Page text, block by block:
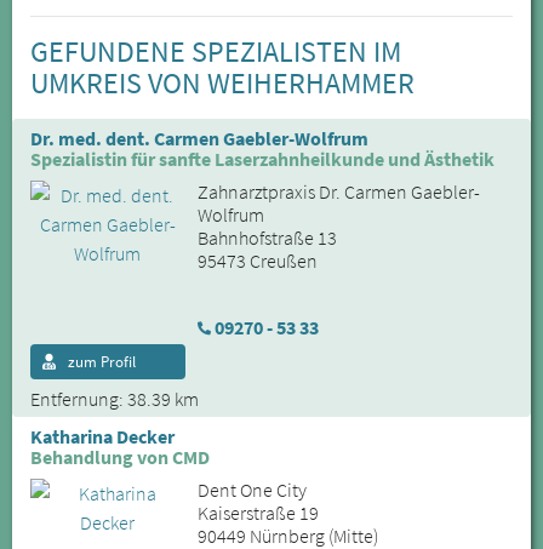
GEFUNDENE SPEZIALISTEN IM
UMKREIS VON WEIHERHAMMER
Dr. med. dent. Carmen Gaebler-Wolfrum
Spezialistin für sanfte Laserzahnheilkunde und Ästhetik
Zahnarztpraxis Dr. Carmen Gaebler-
Wolfrum
Bahnhofstraße 13
95473 Creußen
09270 - 53 33
Entfernung: 38.39 km
zum Profil
Katharina Decker
Behandlung von CMD
Dent One City
Kaiserstraße 19
90449 Nürnberg (Mitte)